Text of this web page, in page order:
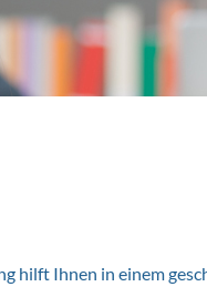
hilft Ihnen in einem